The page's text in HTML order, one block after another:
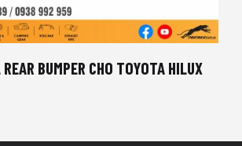
BUMPER CHO TOYOTA HILUX